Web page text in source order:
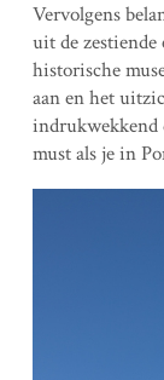
Vervolgens
uit de
historische
aan en het
indrukwekkend
must als je in